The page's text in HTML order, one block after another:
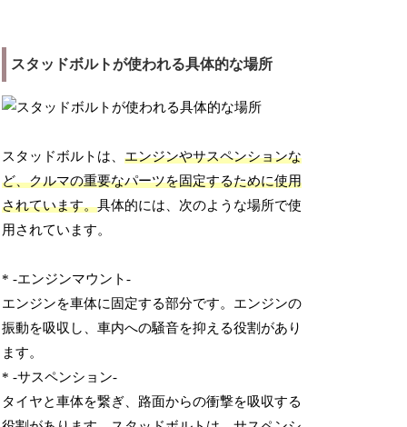
スタッドボルトが使われる具体的な場所
スタッドボルトは、エンジンやサスペンションな
ど、クルマの重要なパーツを固定するために使用
されています。具体的には、次のような場所で使
用されています。
* -エンジンマウント-
エンジンを車体に固定する部分です。エンジンの
振動を吸収し、車内への騒音を抑える役割があり
ます。
* -サスペンション-
タイヤと車体を繋ぎ、路面からの衝撃を吸収する